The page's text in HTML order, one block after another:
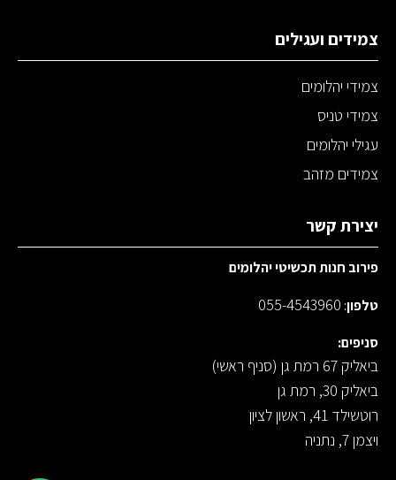
צמידים ועגילים
צמידי יהלומים
צמידי טניס
עגילי יהלומים
צמידים מזהב
יצירת קשר
פירוב חנות תכשיטי יהלומים
טלפון:
055-4543960
סניפים:
ביאליק 67 רמת גן (סניף ראשי)
ביאליק 30, רמת גן
רוטשילד 41, ראשון לציון
ויצמן 7, נתניה